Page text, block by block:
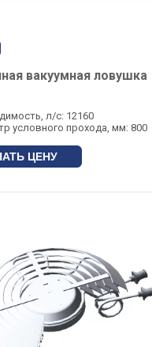
вакуумная ловушка
л/с: 12160
условного прохода, мм: 800
ЦЕНУ